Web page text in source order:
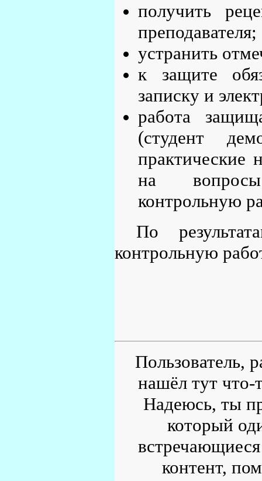
получить
преподавателя;
устранить
к защите
записку и
работа
(студент
практические
на вопросы
контрольную
По
контрольную
Пользователь,
нашёл тут что-
Надеюсь, ты
который
контент,